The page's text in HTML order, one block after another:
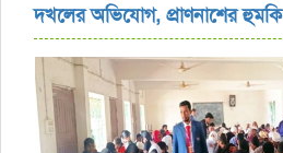
দখলের অভিযোগ, প্রাণনাশের হুমকি